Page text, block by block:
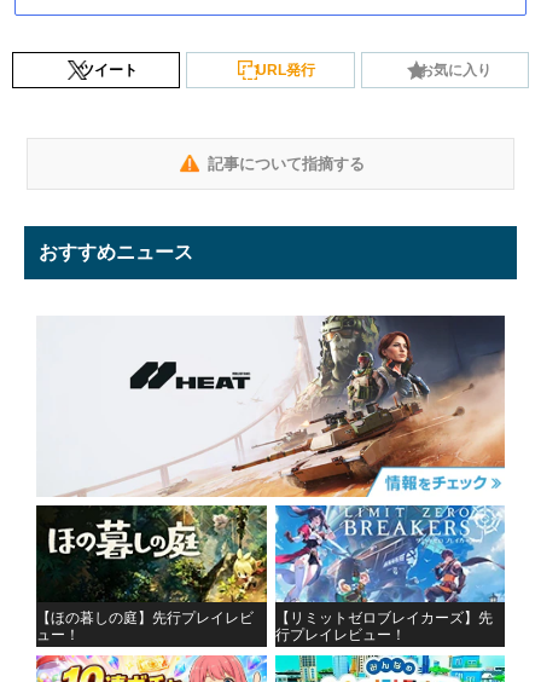
ツイート URL発行 お気に入り
記事について指摘する
おすすめニュース
【ほの暮しの庭】先行プレイレビ
ュー！
【リミットゼロブレイカーズ】先
行プレイレビュー！